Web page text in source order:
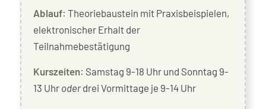
Ablauf: Theoriebaustein mit Praxisbeispielen,
elektronischer Erhalt der
Teilnahmebestätigung
Kurszeiten: Samstag 9-18 Uhr und Sonntag 9-
13 Uhr oderdrei Vormittage je 9-14 Uhr